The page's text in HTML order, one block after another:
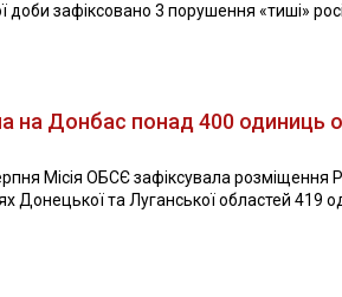
доби зафіксовано 3 порушення «тиші»
на Донбас понад 400 одиниць
Місія ОБСЄ зафіксувала розміщення
Донецької та Луганської областей 419